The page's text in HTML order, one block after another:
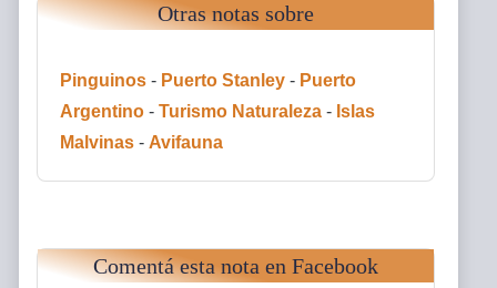
Otras notas sobre
Pinguinos - Puerto Stanley - Puerto
Argentino - Turismo Naturaleza - Islas
Malvinas - Avifauna
Comentá esta nota en Facebook